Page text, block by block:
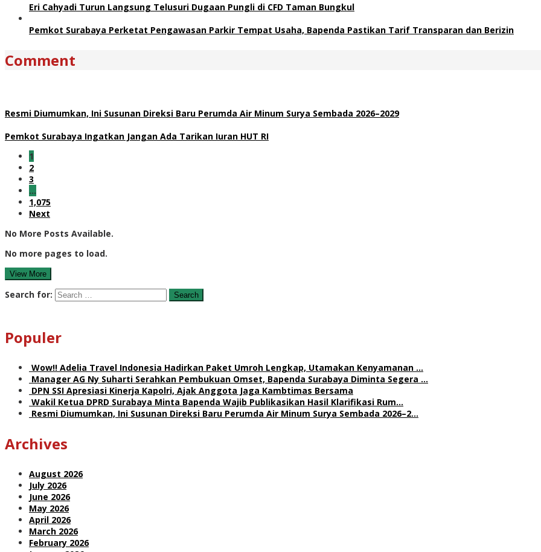
Eri Cahyadi Turun Langsung Telusuri Dugaan Pungli di CFD Taman Bungkul
Pemkot Surabaya Perketat Pengawasan Parkir Tempat Usaha, Bapenda Pastikan Tarif Transparan dan Berizin
Comment
Resmi Diumumkan, Ini Susunan Direksi Baru Perumda Air Minum Surya Sembada 2026–2029
Pemkot Surabaya Ingatkan Jangan Ada Tarikan Iuran HUT RI
1
2
3
…
1,075
Next
No More Posts Available.
No more pages to load.
View More
Search for:
Populer
Wow!! Adelia Travel Indonesia Hadirkan Paket Umroh Lengkap, Utamakan Kenyamanan …
Manager AG Ny Suharti Serahkan Pembukuan Omset, Bapenda Surabaya Diminta Segera …
DPN SSI Apresiasi Kinerja Kapolri, Ajak Anggota Jaga Kambtimas Bersama
Wakil Ketua DPRD Surabaya Minta Bapenda Wajib Publikasikan Hasil Klarifikasi Rum…
Resmi Diumumkan, Ini Susunan Direksi Baru Perumda Air Minum Surya Sembada 2026–2…
Archives
August 2026
July 2026
June 2026
May 2026
April 2026
March 2026
February 2026